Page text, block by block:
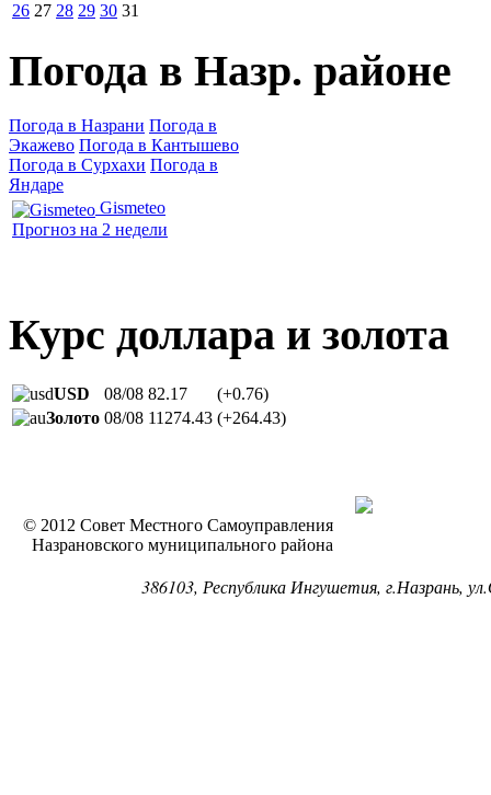
26 27 28 29 30 31
Погода в Назр. районе
Погода в Назрани Погода в
Экажево Погода в Кантышево
Погода в Сурхахи Погода в
Яндаре
Gismeteo
Прогноз на 2 недели
Курс доллара и золота
USD 08/08 82.17
(+0.76)
Золото 08/08 11274.43 (+264.43)
© 2012 Совет Местного Самоуправления
Назрановского муниципального района
386103, Республика Ингушетия, г.Назрань,